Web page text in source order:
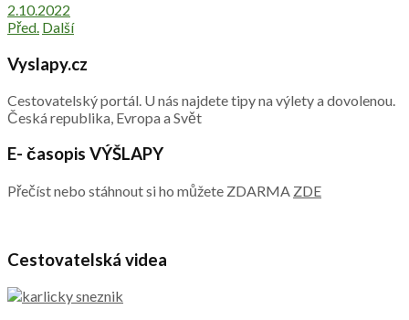
2.10.2022
Před. Další
Vyslapy.cz
Cestovatelský portál. U nás najdete tipy na výlety a dovolenou.
Česká republika, Evropa a Svět
E- časopis VÝŠLAPY
Přečíst nebo stáhnout si ho můžete ZDARMA ZDE
Cestovatelská videa